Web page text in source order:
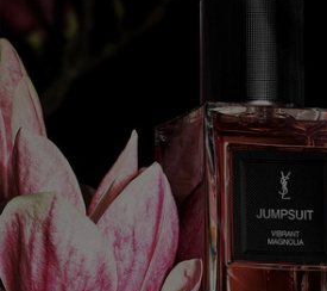
8
Reviews.
ลิงก์
หน้า
เดียวกัน